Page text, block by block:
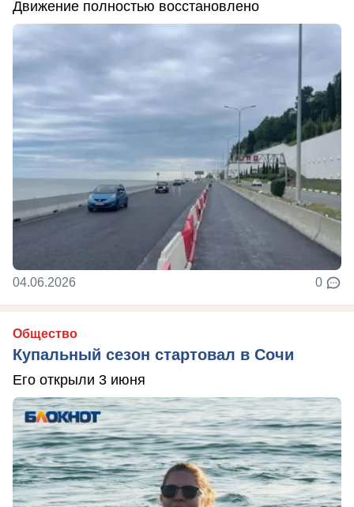
Движение полностью восстановлено
04.06.2026 0
Общество
Купальный сезон стартовал в Сочи
Его открыли 3 июня